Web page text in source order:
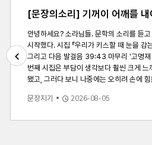
Previous
[문장의소리] 기꺼이 어깨를
안녕하세요? 소라님들. 문학의 소리를 듣고 전하는 문학 라디오, '문장의소리'입니다. 저는 DJ 황인찬입니다. 최근 신작을 낸 작가를 모셔 책과 작가의 이야기를
시작했다. 시집 『우리가 키스할 때 눈을 감는 건』 『어깨에 머리를 기대던 시절』, 산문집 『너무 보고플 땐 눈이 온다』 등이 있다. [방송내
그리고 다음 발걸음 39:43 마무리 '고명재 시인에게 문장의소리란?' 43:57 끝인사 [주요내용] Q1. 4년 만에 나온 시집이에요. 지금의 흐름으로 보면 오래 걸렸다고 볼 수 있는데, 어떤 마음으로 작업하신 시집일
번째 시집은 부담이 생각보다 훨씬 크게 느껴지더라고요. 요즘 유행하는 회귀물처럼 삶의 형식을 다시
됐고, 그러다 보니 나중에는 오히려 손에 힘을 뺀 채로 즐겁고 행복하게 쓰게 됐던 것 같아요. Q2. 작가님의 시집은 몸과 몸이 접촉하는 느낌의 제목들인데요. 『어깨에 머리를 기대던 시절』이란 제
문장지기 2026-08-05